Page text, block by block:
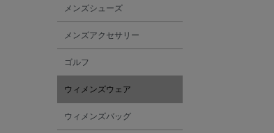
ALBERT THURSTON
ALESSANDRO
GHERARDI
ALL THE WAYS TO SAY
メンズシューズ
メンズアクセサリー
ゴルフ
ウィメンズウェア
ウィメンズバッグ